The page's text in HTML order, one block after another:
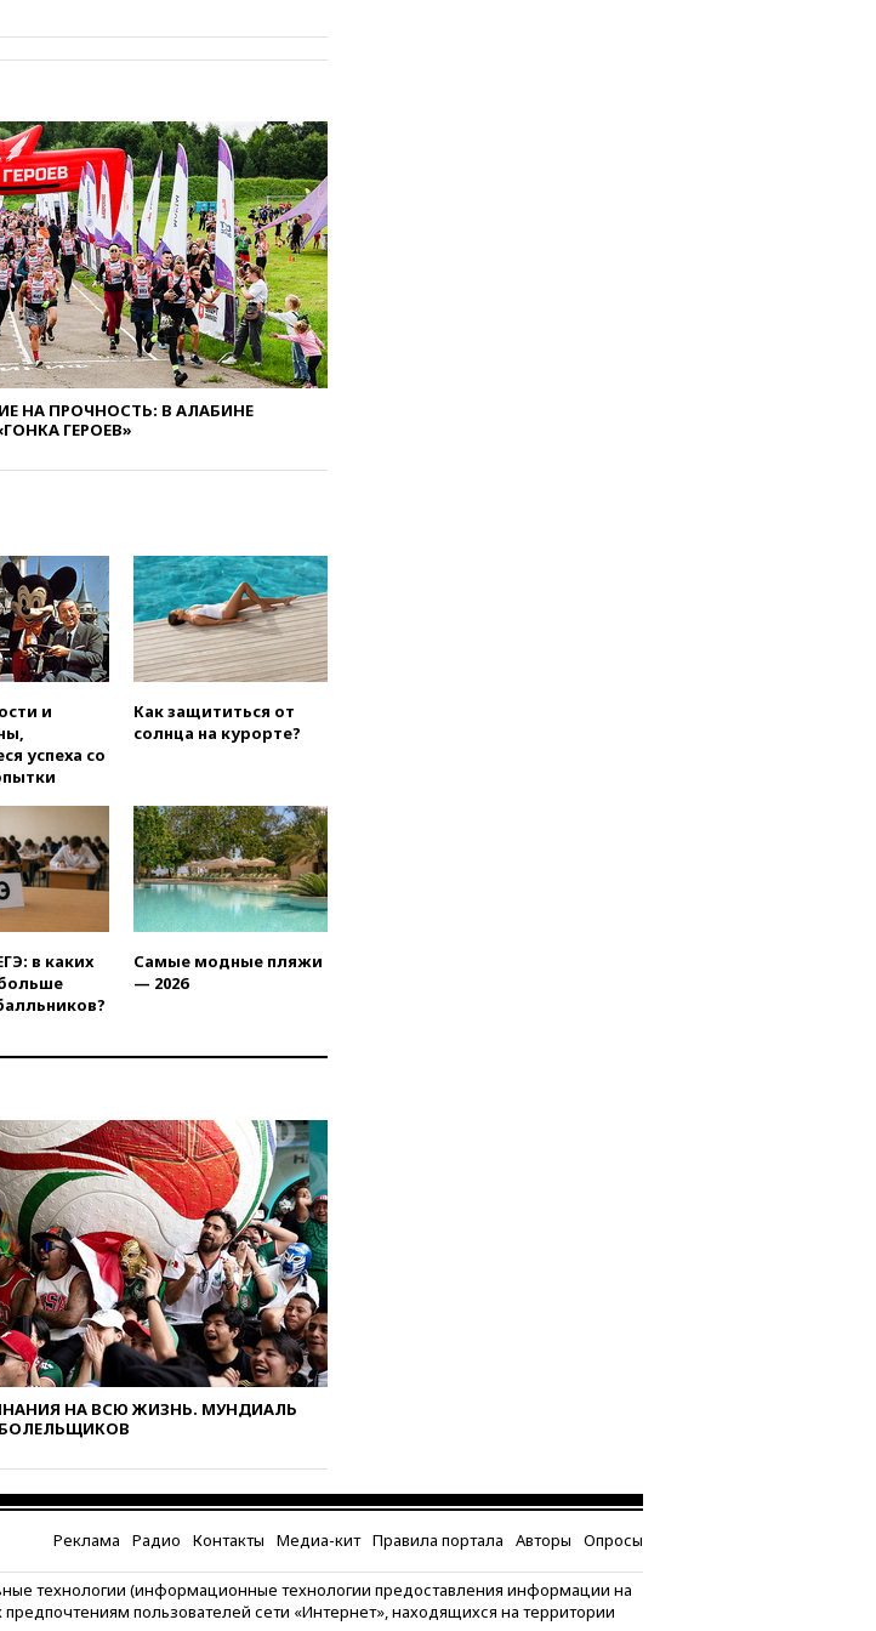
животных
безвизовые турпоездки для
Вьетнама
12:36
Экспорт растворимого
кофе из России достиг
рекордных показателей
12:30Российские войска
взяли под контроль село
Анискино в Харьковской
области
12:15Минцифры РФ не
планирует вводить
ограничения на доступ детей
в соцсети
11:58Резаи: Иран не допустит
Подмосковья сообщили о
громких взрывах
11:41
ТПП предлагает
изменить процедуру
банкротства для
продавцов
11:38
11:22
При стрельбе в школе в
Таиланде погибли пять
человек
Россия рассчитывает
заключить безвизовые
соглашения с Индонезией и
Малайзией
конкуренты
в России могут обязать
раздавать питьевую воду
бесплатно
10:41 Бывшая глава брокера
Mind Money Юлия Хандошко
признала свою вину
10:41Пашинян: Армения
понимает невозможность
одновременного членства в
ЕС и ЕАЭС
10:21ФСБ задержала более
20 сотрудников пунктов
обмена криптовалюты в
10:13Минтранс предлагает
тратить средства дорожных
фондов на защиту трасс от
09:56 Хакеры нашли
документы об ударах ВСУ по
НА ПРОЧНОСТЬ: В АЛАБИНЕ
ГЕРОЕВ»
и
успеха со
Как защититься от
солнца на курорте?
в каких
Самые модные пляжи
— 2026
НА ВСЮ ЖИЗНЬ. МУНДИАЛЬ
Реклама Радио Контакты Медиа-кит Правила портала Авторы Опросы
технологии (информационные технологии предоставления информации на
пользователей сети «Интернет», находящихся на территории